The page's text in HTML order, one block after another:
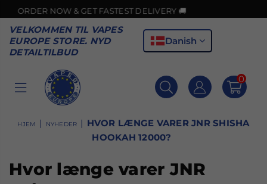
NOW & GET FASTEST DELIVERY 🚚
VELKOMMEN TIL VAPES
EUROPE STORE. NYD
DETAILTILBUD
Danish
VAPES
EUROPE
0
HJEM | NYHEDER | HVOR LÆNGE VARER JNR SHISHA
HOOKAH 12000?
Hvor længe varer JNR